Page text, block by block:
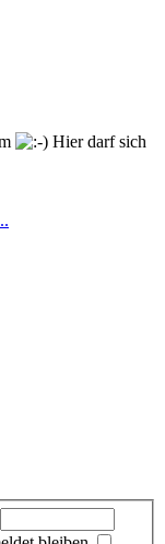
Hier darf sich